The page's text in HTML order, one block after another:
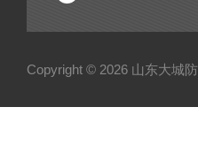
Copyright © 2026 山东大城